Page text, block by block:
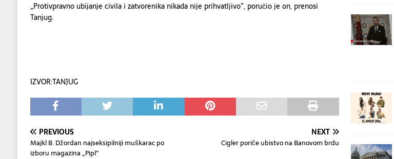
„Protivpravno ubijanje civila i zatvorenika nikada nije prihvatljivo”, poručio je on, prenosi
Tanjug.
IZVOR:TANJUG
PREVIOUS
Majkl B. Džordan najseksipilniji muškarac po
izboru magazina „Pipl”
NEXT
Cigler poriče ubistvo na Banovom brdu